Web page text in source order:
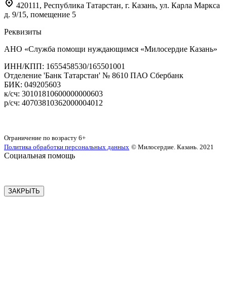
420111 , Республика Татарстан, г. Казань, ул. Карла Маркса
д. 9/15, помещение 5
Реквизиты
АНО «Служба помощи нуждающимся «Милосердие Казань»
‌ИНН/КПП: 1655458530/165501001
Отделение 'Банк Татарстан' № 8610 ПАО Сбербанк
БИК: 049205603
‌к/сч: 30101810600000000603
р/сч: 40703810362000004012
Ограничение по возрасту 6+
Политика обработки персональных данных © Милосердие. Казань. 2021
Социальная помощь
ЗАКРЫТЬ